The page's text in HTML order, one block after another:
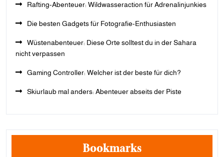
Rafting-Abenteuer: Wildwasseraction für Adrenalinjunkies
Die besten Gadgets für Fotografie-Enthusiasten
Wüstenabenteuer: Diese Orte solltest du in der Sahara
nicht verpassen
Gaming Controller: Welcher ist der beste für dich?
Skiurlaub mal anders: Abenteuer abseits der Piste
Bookmarks